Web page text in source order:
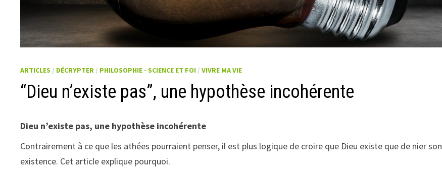
ARTICLES / DÉCRYPTER / PHILOSOPHIE - SCIENCE ET FOI /VIVRE MA VIE
“Dieu n’existe pas”, une hypothèse incohérente
Dieu n’existe pas, une hypothèse incohérente
Contrairement à ce que les athées pourraient penser, il est plus logique de croire que Dieu existe que de nier son
existence. Cet article explique pourquoi.